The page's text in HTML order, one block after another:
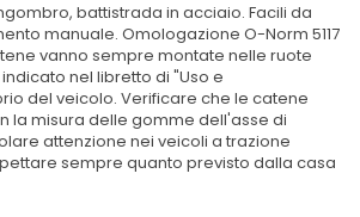
battistrada in acciaio. Facili da
manuale. Omologazione O-Norm 5117
vanno sempre montate nelle ruote
nel libretto di "Uso e
del veicolo. Verificare che le catene
la misura delle gomme dell'asse di
attenzione nei veicoli a trazione
sempre quanto previsto dalla casa